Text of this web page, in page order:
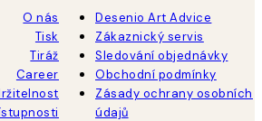
O nás
Tisk
Tiráž
Career
Desenio Art Advice
Zákaznický servis
Sledování objednávky
Obchodní podmínky
Zásady ochrany osobních
údajů